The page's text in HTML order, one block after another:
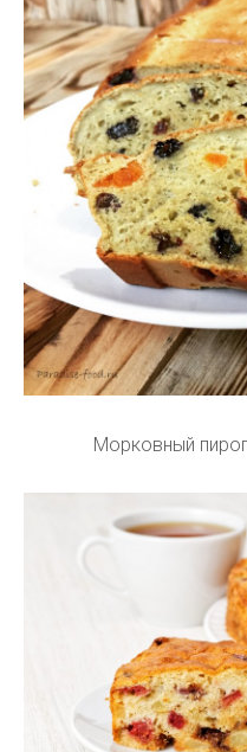
Морковный